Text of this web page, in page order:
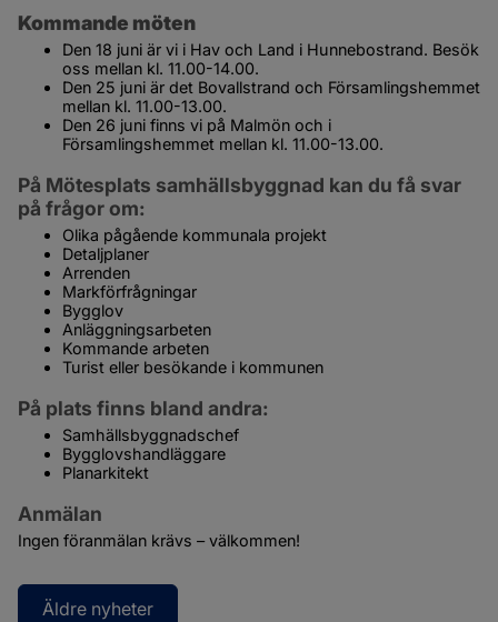
Kommande möten
Den 18 juni är vi i Hav och Land i Hunnebostrand. Besök
oss mellan kl. 11.00-14.00.
Den 25 juni är det Bovallstrand och Församlingshemmet
mellan kl. 11.00-13.00.
Den 26 juni finns vi på Malmön och i
Församlingshemmet mellan kl. 11.00-13.00.
På Mötesplats samhällsbyggnad kan du få svar
på frågor om:
Olika pågående kommunala projekt
Detaljplaner
Arrenden
Markförfrågningar
Bygglov
Anläggningsarbeten
Kommande arbeten
Turist eller besökande i kommunen
På plats finns bland andra:
Samhällsbyggnadschef
Bygglovshandläggare
Planarkitekt
Anmälan
Ingen föranmälan krävs – välkommen!
Äldre nyheter